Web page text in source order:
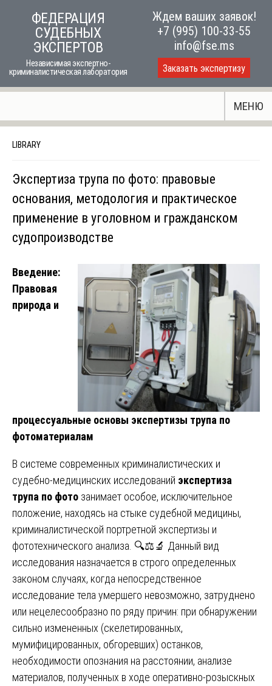
ФЕДЕРАЦИЯ
СУДЕБНЫХ
ЭКСПЕРТОВ
Независимая экспертно-
криминалистическая лаборатория
Ждем ваших заявок!
+7 (995) 100-33-55
info@fse.ms
Заказать экспертизу
МЕНЮ
LIBRARY
Экспертиза трупа по фото: правовые
основания, методология и практическое
применение в уголовном и гражданском
судопроизводстве
Введение:
Правовая
природа и
процессуальные основы экспертизы трупа по
фотоматериалам
В системе современных криминалистических и
судебно-медицинских исследований экспертиза
трупа по фото занимает особое, исключительное
положение, находясь на стыке судебной медицины,
криминалистической портретной экспертизы и
фототехнического анализа. 🔍⚖️🔬 Данный вид
исследования назначается в строго определенных
законом случаях, когда непосредственное
исследование тела умершего невозможно, затруднено
или нецелесообразно по ряду причин: при обнаружении
сильно измененных (скелетированных,
мумифицированных, обгоревших) останков,
необходимости опознания на расстоянии, анализе
материалов, полученных в ходе оперативно-розыскных